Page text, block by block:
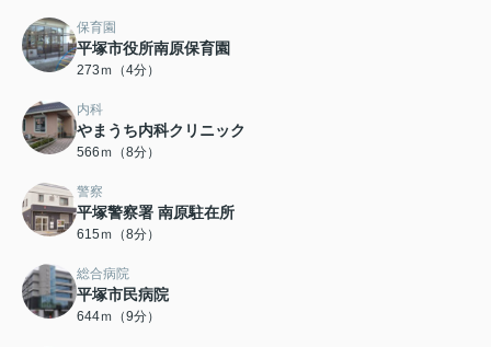
保育園
平塚市役所南原保育園
273ｍ（4分）
内科
やまうち内科クリニック
566ｍ（8分）
警察
平塚警察署 南原駐在所
615ｍ（8分）
総合病院
平塚市民病院
644ｍ（9分）